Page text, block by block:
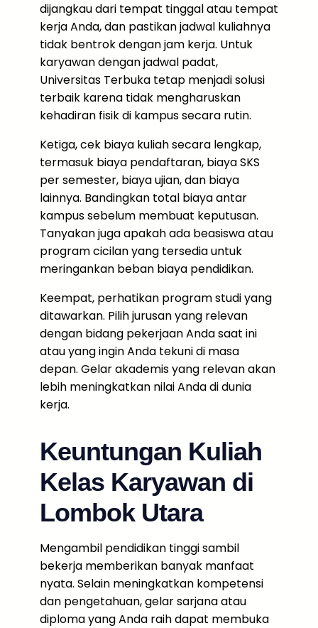
dijangkau dari tempat tinggal atau tempat
kerja Anda, dan pastikan jadwal kuliahnya
tidak bentrok dengan jam kerja. Untuk
karyawan dengan jadwal padat,
Universitas Terbuka tetap menjadi solusi
terbaik karena tidak mengharuskan
kehadiran fisik di kampus secara rutin.
Ketiga, cek biaya kuliah secara lengkap,
termasuk biaya pendaftaran, biaya SKS
per semester, biaya ujian, dan biaya
lainnya. Bandingkan total biaya antar
kampus sebelum membuat keputusan.
Tanyakan juga apakah ada beasiswa atau
program cicilan yang tersedia untuk
meringankan beban biaya pendidikan.
Keempat, perhatikan program studi yang
ditawarkan. Pilih jurusan yang relevan
dengan bidang pekerjaan Anda saat ini
atau yang ingin Anda tekuni di masa
depan. Gelar akademis yang relevan akan
lebih meningkatkan nilai Anda di dunia
kerja.
Keuntungan Kuliah
Kelas Karyawan di
Lombok Utara
Mengambil pendidikan tinggi sambil
bekerja memberikan banyak manfaat
nyata. Selain meningkatkan kompetensi
dan pengetahuan, gelar sarjana atau
diploma yang Anda raih dapat membuka